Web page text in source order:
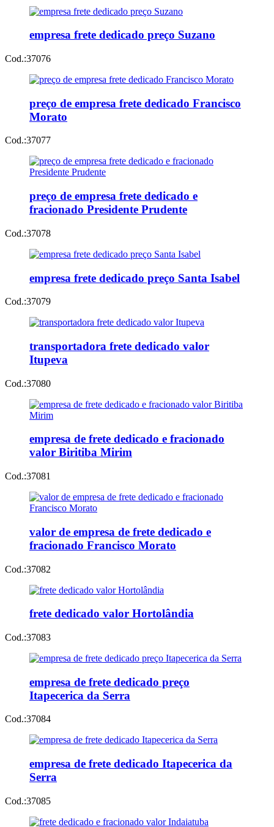
empresa frete dedicado preço Suzano
Cod.:37076
preço de empresa frete dedicado Francisco
Morato
Cod.:37077
preço de empresa frete dedicado e
fracionado Presidente Prudente
Cod.:37078
empresa frete dedicado preço Santa Isabel
Cod.:37079
transportadora frete dedicado valor
Itupeva
Cod.:37080
empresa de frete dedicado e fracionado
valor Biritiba Mirim
Cod.:37081
valor de empresa de frete dedicado e
fracionado Francisco Morato
Cod.:37082
frete dedicado valor Hortolândia
Cod.:37083
empresa de frete dedicado preço
Itapecerica da Serra
Cod.:37084
empresa de frete dedicado Itapecerica da
Serra
Cod.:37085